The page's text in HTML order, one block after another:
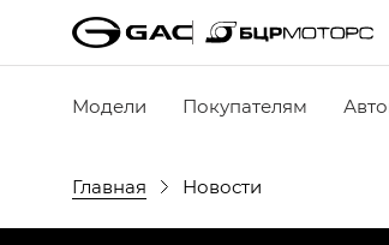
Модели Покупателям
Главная Новости